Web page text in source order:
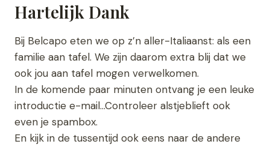
Hartelijk Dank
Bij Belcapo eten we op z’n aller-Italiaanst: als een
familie aan tafel. We zijn daarom extra blij dat we
ook jou aan tafel mogen verwelkomen.
In de komende paar minuten ontvang je een leuke
introductie e-mail…Controleer alstjeblieft ook
even je spambox.
En kijk in de tussentijd ook eens naar de andere